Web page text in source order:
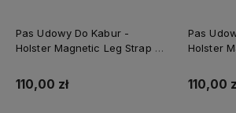
Pas Udowy Do Kabur -
Holster Magnetic Leg Strap -
110,00 zł
Pas
Holster
110,00